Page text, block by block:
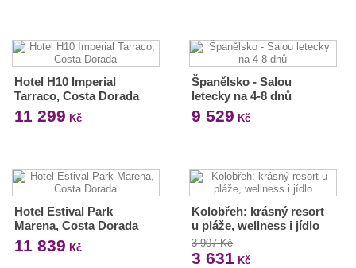
Hotel H10 Imperial
Tarraco, Costa Dorada
11 299 Kč
Španělsko - Salou
letecky na 4-8 dnů
9 529 Kč
Hotel Estival Park
Marena, Costa Dorada
11 839 Kč
Kolobřeh: krásný resort
u pláže, wellness i jídlo
3 907 Kč
3 631 Kč